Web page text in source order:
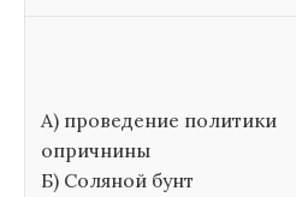
А) проведение политики
опричнины
Б) Соляной бунт